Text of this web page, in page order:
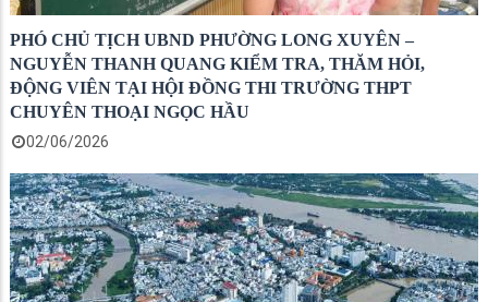
PHÓ CHỦ TỊCH UBND PHƯỜNG LONG XUYÊN –
NGUYỄN THANH QUANG KIỂM TRA, THĂM HỎI,
ĐỘNG VIÊN TẠI HỘI ĐỒNG THI TRƯỜNG THPT
CHUYÊN THOẠI NGỌC HẦU
02/06/2026